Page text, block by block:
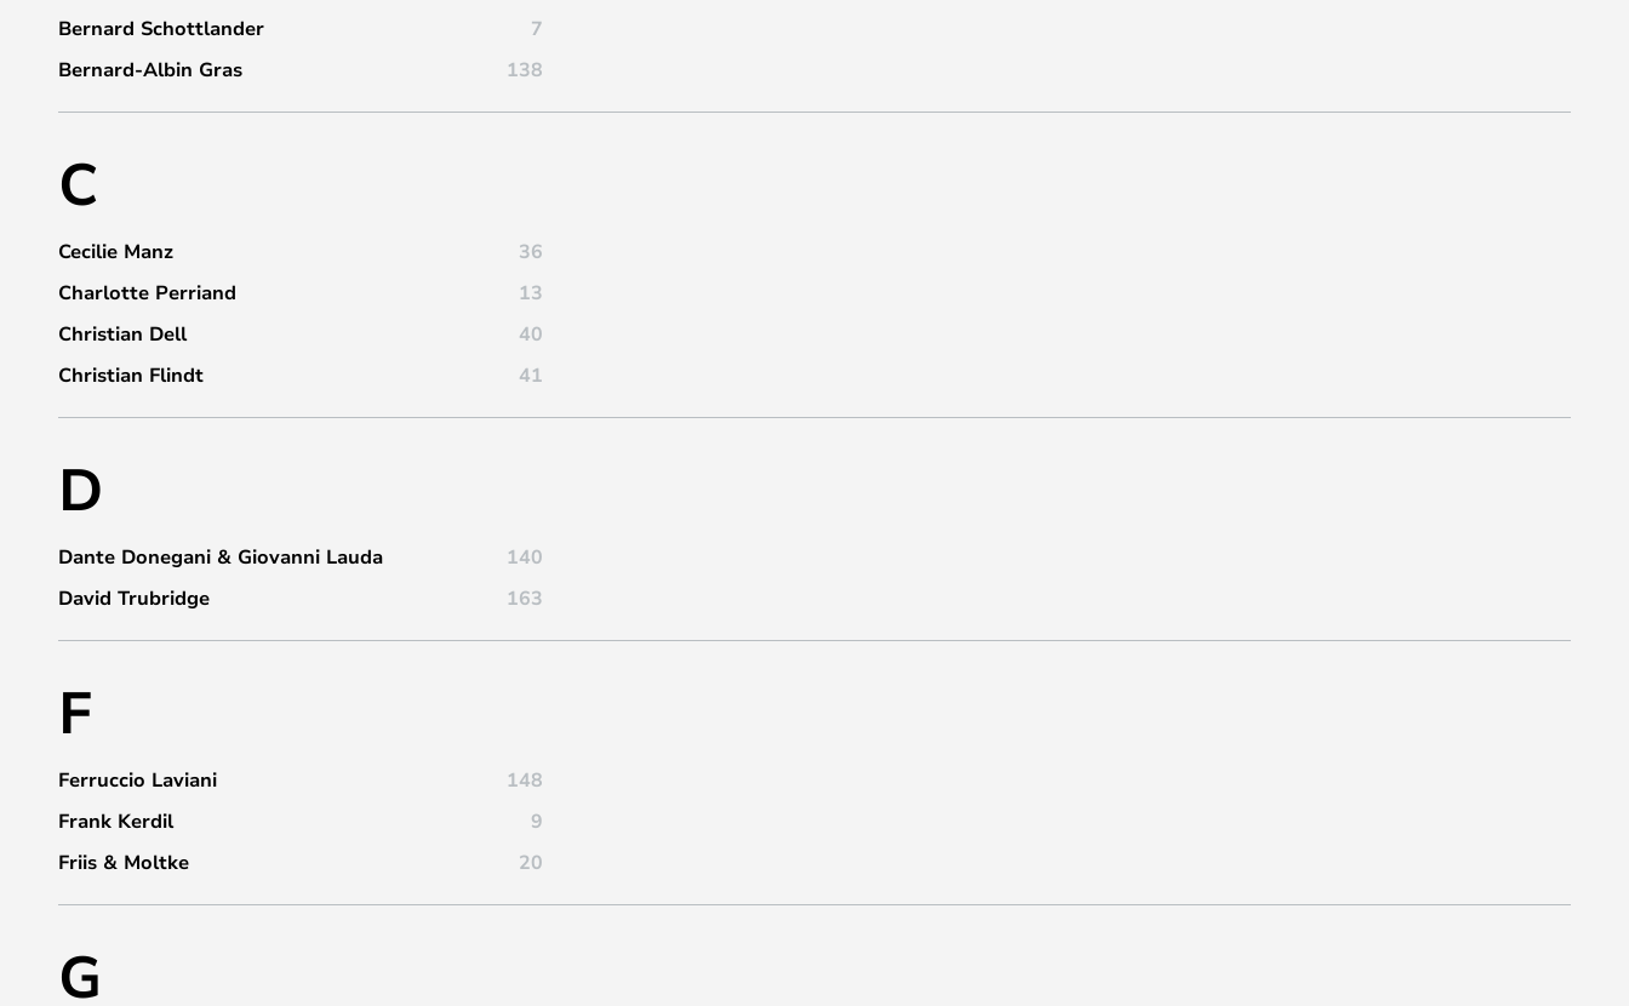
Bernard Schottlander
7
Bernard-Albin Gras
138
C
Cecilie Manz
36
Charlotte Perriand
13
Christian Dell
40
Christian Flindt
41
D
Dante Donegani & Giovanni Lauda
140
David Trubridge
163
F
Ferruccio Laviani
148
Frank Kerdil
9
Friis & Moltke
20
G